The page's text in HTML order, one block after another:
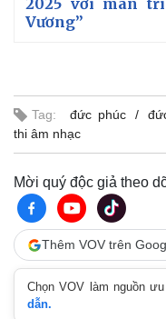
2025 với màn
Vương”
Tag: đức phúc
thi âm nhạc
Mời quý độc giả theo
Thêm VOV trên
Chọn VOV làm nguồn
dẫn.